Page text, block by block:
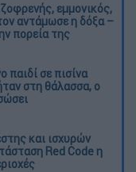
εμμονικός,
αντάμωσε η δόξα –
πορεία της
παιδί σε πισίνα
στη θάλασσα, ο
και ισχυρών
Red Code η